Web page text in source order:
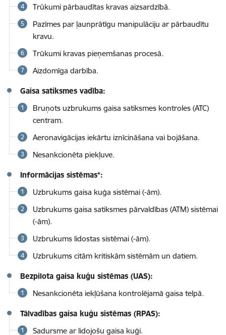
Trūkumi pārbaudītas kravas aizsardzībā.
Pazīmes par ļaunprātīgu manipulāciju ar pārbaudītu
kravu.
Trūkumi kravas pieņemšanas procesā.
Aizdomīga darbība.
Gaisa satiksmes vadība:
Bruņots uzbrukums gaisa satiksmes kontroles (ATC)
centram.
Aeronavigācijas iekārtu iznīcināšana vai bojāšana.
Nesankcionēta piekļuve.
Informācijas sistēmas*:
Uzbrukums gaisa kuģa sistēmai (-ām).
Uzbrukums gaisa satiksmes pārvaldības (ATM) sistēmai
(-ām).
Uzbrukums lidostas sistēmai (-ām).
Uzbrukums citām kritiskām sistēmām un datiem.
Bezpilota gaisa kuģu sistēmas (UAS):
Nesankcionēta iekļūšana kontrolējamā gaisa telpā.
Tālvadības gaisa kuģu sistēmas (RPAS):
Sadursme ar lidojošu gaisa kuģi.